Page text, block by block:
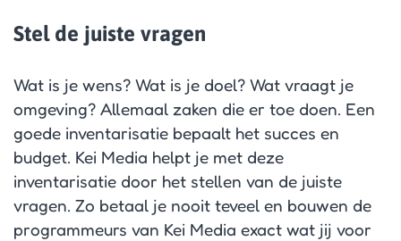
Stel de juiste vragen
Wat is je wens? Wat is je doel? Wat vraagt je
omgeving? Allemaal zaken die er toe doen. Een
goede inventarisatie bepaalt het succes en
budget. Kei Media helpt je met deze
inventarisatie door het stellen van de juiste
vragen. Zo betaal je nooit teveel en bouwen de
programmeurs van Kei Media exact wat jij voor